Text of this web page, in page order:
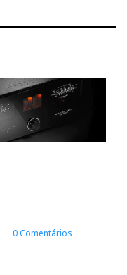
0 Comentários